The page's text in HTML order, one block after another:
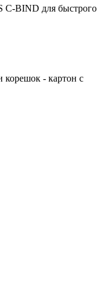
BIND для быстрого
корешок - картон с